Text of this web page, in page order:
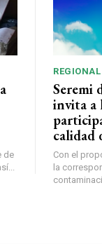
de
REGIONAL
Seremi
invita a
calidad
Con el
la